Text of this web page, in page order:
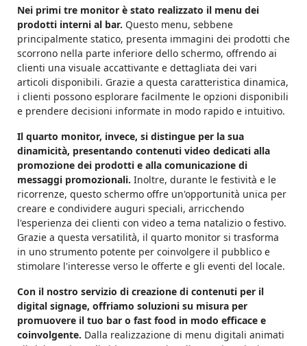
Nei primi tre monitor è stato realizzato il menu dei
prodotti interni al bar. Questo menu, sebbene
principalmente statico, presenta immagini dei prodotti che
scorrono nella parte inferiore dello schermo, offrendo ai
clienti una visuale accattivante e dettagliata dei vari
articoli disponibili. Grazie a questa caratteristica dinamica,
i clienti possono esplorare facilmente le opzioni disponibili
e prendere decisioni informate in modo rapido e intuitivo.
Il quarto monitor, invece, si distingue per la sua
dinamicità, presentando contenuti video dedicati alla
promozione dei prodotti e alla comunicazione di
messaggi promozionali. Inoltre, durante le festività e le
ricorrenze, questo schermo offre un'opportunità unica per
creare e condividere auguri speciali, arricchendo
l'esperienza dei clienti con video a tema natalizio o festivo.
Grazie a questa versatilità, il quarto monitor si trasforma
in uno strumento potente per coinvolgere il pubblico e
stimolare l'interesse verso le offerte e gli eventi del locale.
Con il nostro servizio di creazione di contenuti per il
digital signage, offriamo soluzioni su misura per
promuovere il tuo bar o fast food in modo efficace e
coinvolgente. Dalla realizzazione di menu digitali animati